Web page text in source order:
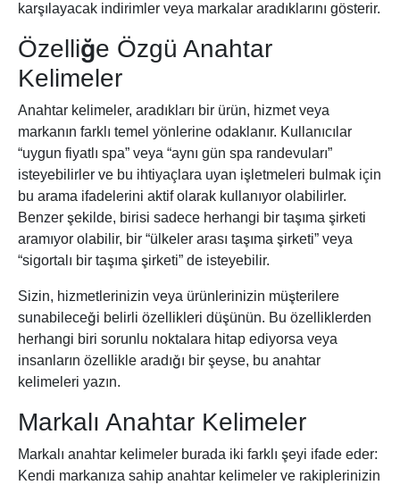
karşılayacak indirimler veya markalar aradıklarını gösterir.
Özelliğe Özgü Anahtar
Kelimeler
Anahtar kelimeler, aradıkları bir ürün, hizmet veya
markanın farklı temel yönlerine odaklanır. Kullanıcılar
“uygun fiyatlı spa” veya “aynı gün spa randevuları”
isteyebilirler ve bu ihtiyaçlara uyan işletmeleri bulmak için
bu arama ifadelerini aktif olarak kullanıyor olabilirler.
Benzer şekilde, birisi sadece herhangi bir taşıma şirketi
aramıyor olabilir, bir “ülkeler arası taşıma şirketi” veya
“sigortalı bir taşıma şirketi” de isteyebilir.
Sizin, hizmetlerinizin veya ürünlerinizin müşterilere
sunabileceği belirli özellikleri düşünün. Bu özelliklerden
herhangi biri sorunlu noktalara hitap ediyorsa veya
insanların özellikle aradığı bir şeyse, bu anahtar
kelimeleri yazın.
Markalı Anahtar Kelimeler
Markalı anahtar kelimeler burada iki farklı şeyi ifade eder:
Kendi markanıza sahip anahtar kelimeler ve rakiplerinizin